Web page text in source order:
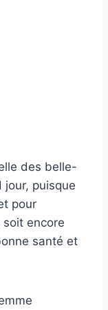
des belle-
jour, puisque
pour
soit encore
santé et